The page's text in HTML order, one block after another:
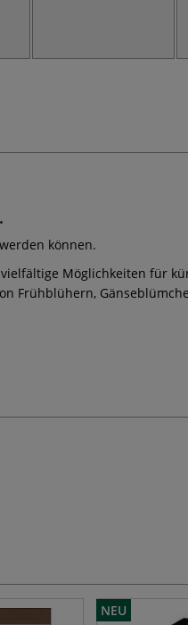
können.
Möglichkeiten für
Frühblühern,
NEU